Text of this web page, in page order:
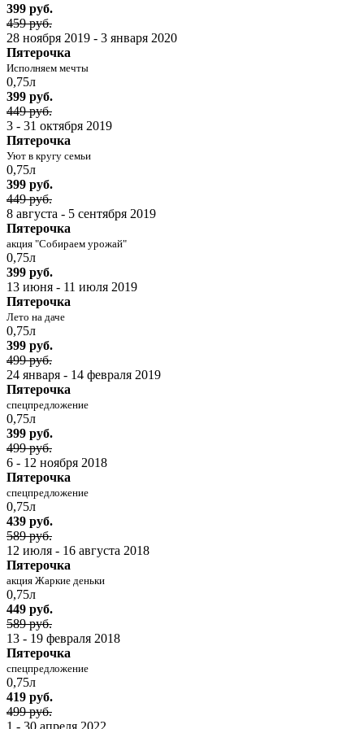
399 руб.
459 руб.
28 ноября 2019 - 3 января 2020
Пятерочка
Исполняем мечты
0,75л
399 руб.
449 руб.
3 - 31 октября 2019
Пятерочка
Уют в кругу семьи
0,75л
399 руб.
449 руб.
8 августа - 5 сентября 2019
Пятерочка
акция "Собираем урожай"
0,75л
399 руб.
13 июня - 11 июля 2019
Пятерочка
Лето на даче
0,75л
399 руб.
499 руб.
24 января - 14 февраля 2019
Пятерочка
спецпредложение
0,75л
399 руб.
499 руб.
6 - 12 ноября 2018
Пятерочка
спецпредложение
0,75л
439 руб.
589 руб.
12 июля - 16 августа 2018
Пятерочка
акция Жаркие деньки
0,75л
449 руб.
589 руб.
13 - 19 февраля 2018
Пятерочка
спецпредложение
0,75л
419 руб.
499 руб.
1 - 30 апреля 2022